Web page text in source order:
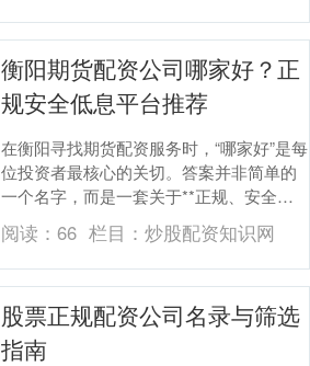
衡阳期货配资公司哪家好？正
规安全低息平台推荐
在衡阳寻找期货配资服务时，“哪家好”是每
位投资者最核心的关切。答案并非简单的
一个名字，而是一套关于**正规、安全与
低息**的综合评判标准。选择不当，不仅
可能放大....
阅读：66 栏目： 炒股配资知识网
股票正规配资公司名录与筛选
指南